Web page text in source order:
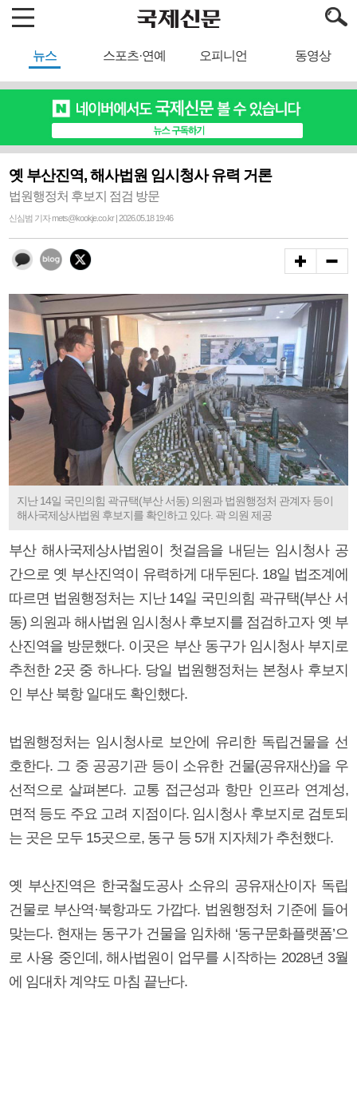
뉴스 스포츠·연예 오피니언 동영상
옛 부산진역, 해사법원 임시청사 유력 거론
법원행정처 후보지 점검 방문
신심범 기자 mets@kookje.co.kr | 2026.05.18 19:46
지난 14일 국민의힘 곽규택(부산 서동) 의원과 법원행정처 관계자 등이
해사국제상사법원 후보지를 확인하고 있다. 곽 의원 제공
부산 해사국제상사법원이 첫걸음을 내딛는 임시청사 공
간으로 옛 부산진역이 유력하게 대두된다. 18일 법조계에
따르면 법원행정처는 지난 14일 국민의힘 곽규택(부산 서
동) 의원과 해사법원 임시청사 후보지를 점검하고자 옛 부
산진역을 방문했다. 이곳은 부산 동구가 임시청사 부지로
추천한 2곳 중 하나다. 당일 법원행정처는 본청사 후보지
인 부산 북항 일대도 확인했다.
법원행정처는 임시청사로 보안에 유리한 독립건물을 선
호한다. 그 중 공공기관 등이 소유한 건물(공유재산)을 우
선적으로 살펴본다. 교통 접근성과 항만 인프라 연계성,
면적 등도 주요 고려 지점이다. 임시청사 후보지로 검토되
는 곳은 모두 15곳으로, 동구 등 5개 지자체가 추천했다.
옛 부산진역은 한국철도공사 소유의 공유재산이자 독립
건물로 부산역·북항과도 가깝다. 법원행정처 기준에 들어
맞는다. 현재는 동구가 건물을 임차해 ‘동구문화플랫폼’으
로 사용 중인데, 해사법원이 업무를 시작하는 2028년 3월
에 임대차 계약도 마침 끝난다.